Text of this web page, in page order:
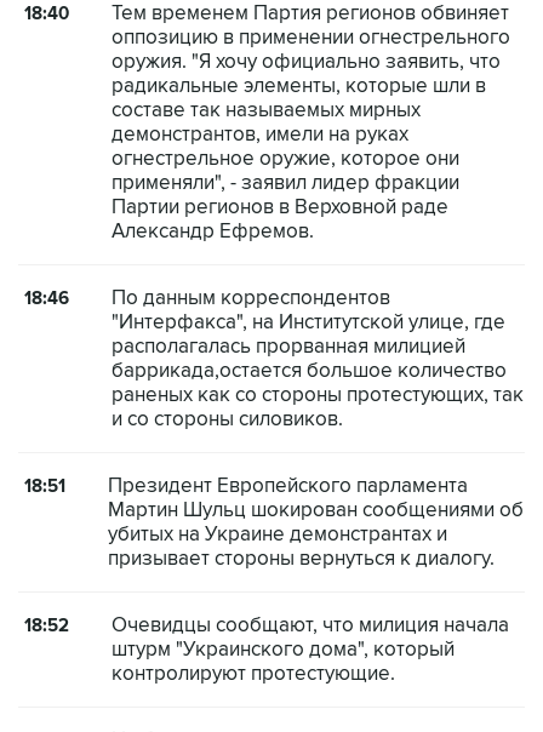
18:40
Тем временем Партия регионов обвиняет
оппозицию в применении огнестрельного
оружия. "Я хочу официально заявить, что
радикальные элементы, которые шли в
составе так называемых мирных
демонстрантов, имели на руках
огнестрельное оружие, которое они
применяли", - заявил лидер фракции
Партии регионов в Верховной раде
Александр Ефремов.
18:46
По данным корреспондентов
"Интерфакса", на Институтской улице, где
располагалась прорванная милицией
баррикада,остается большое количество
раненых как со стороны протестующих, так
и со стороны силовиков.
18:51
Президент Европейского парламента
Мартин Шульц шокирован сообщениями об
убитых на Украине демонстрантах и
призывает стороны вернуться к диалогу.
18:52
Очевидцы сообщают, что милиция начала
штурм "Украинского дома", который
контролируют протестующие.